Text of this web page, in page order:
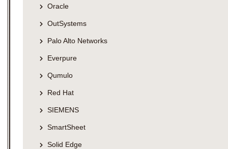
Oracle
OutSystems
Palo Alto Networks
Everpure
Qumulo
Red Hat
SIEMENS
SmartSheet
Solid Edge